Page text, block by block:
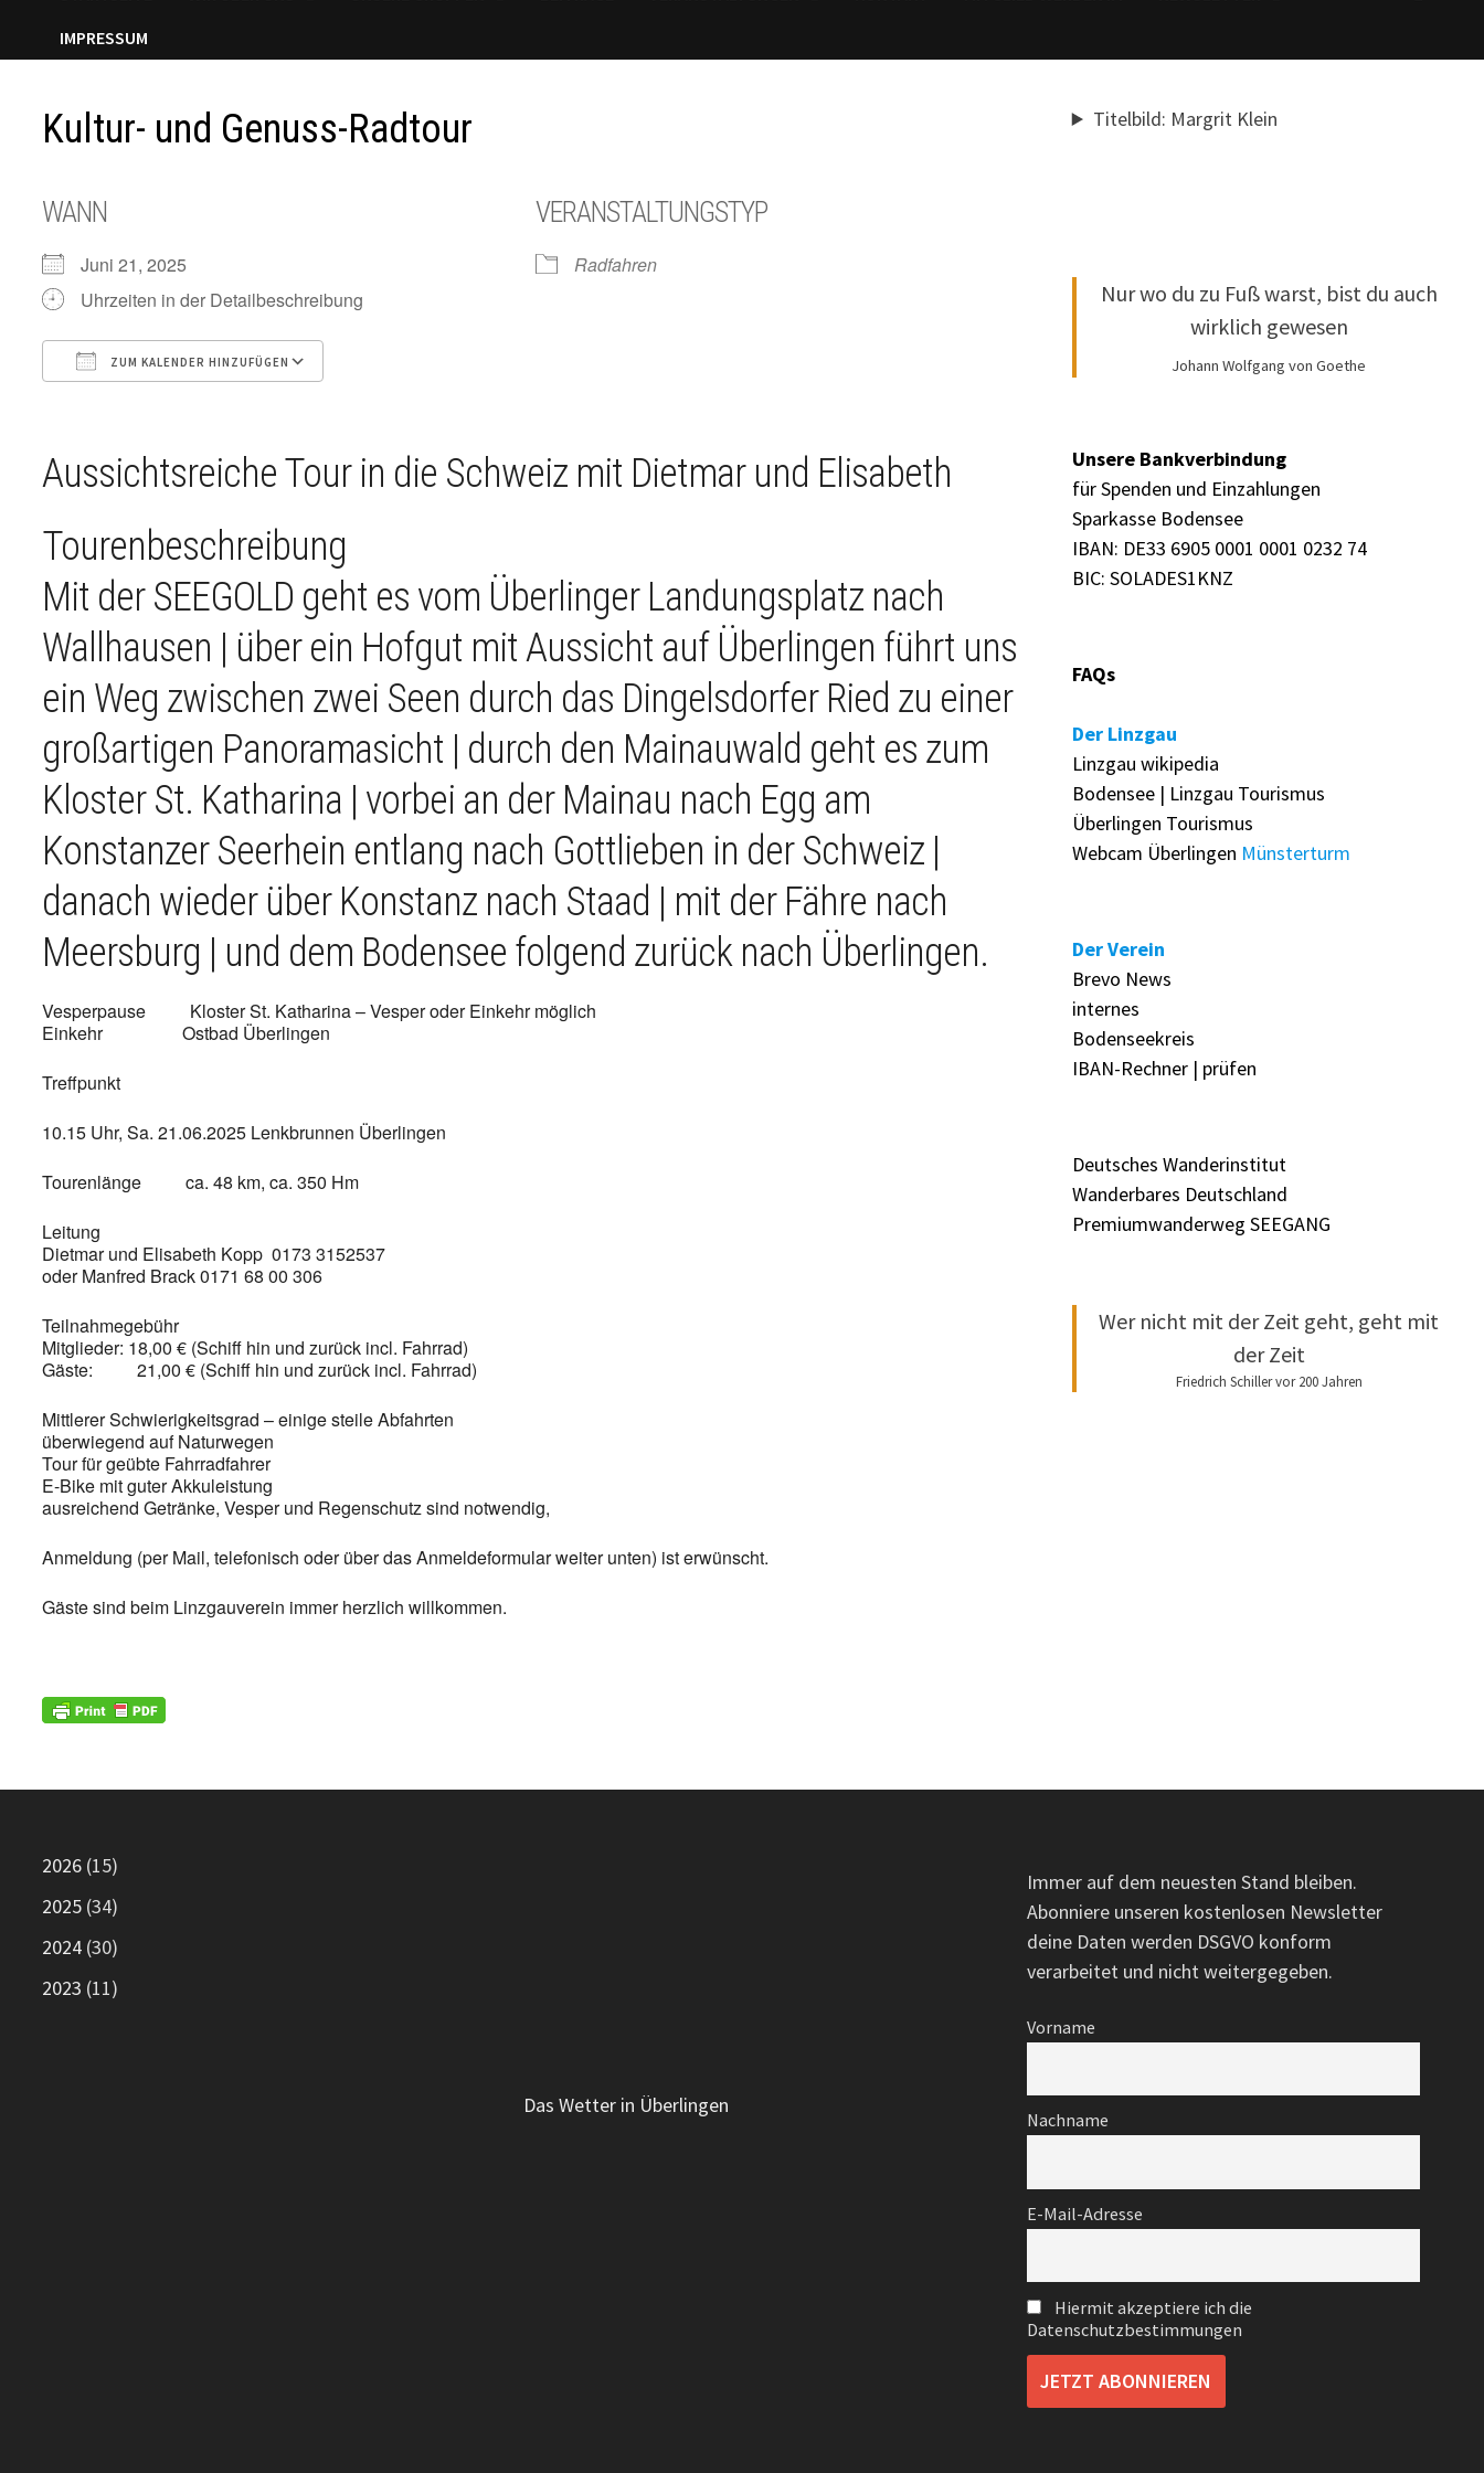
IMPRESSUM
Kultur- und Genuss-Radtour
WANN
Juni 21, 2025
Uhrzeiten in der Detailbeschreibung
ZUM KALENDER HINZUFÜGEN
VERANSTALTUNGSTYP
Radfahren
Aussichtsreiche Tour in die Schweiz mit Dietmar und Elisabeth
Tourenbeschreibung
Mit der SEEGOLD geht es vom Überlinger Landungsplatz nach
Wallhausen | über ein Hofgut mit Aussicht auf Überlingen führt uns
ein Weg zwischen zwei Seen durch das Dingelsdorfer Ried zu einer
großartigen Panoramasicht | durch den Mainauwald geht es zum
Kloster St. Katharina | vorbei an der Mainau nach Egg am
Konstanzer Seerhein entlang nach Gottlieben in der Schweiz |
danach wieder über Konstanz nach Staad | mit der Fähre nach
Meersburg | und dem Bodensee folgend zurück nach Überlingen.
Vesperpause Kloster St. Katharina – Vesper oder Einkehr möglich
Einkehr Ostbad Überlingen
Treffpunkt
10.15 Uhr, Sa. 21.06.2025 Lenkbrunnen Überlingen
Tourenlänge ca. 48 km, ca. 350 Hm
Leitung
Dietmar und Elisabeth Kopp 0173 3152537
oder Manfred Brack 0171 68 00 306
Teilnahmegebühr
Mitglieder: 18,00 € (Schiff hin und zurück incl. Fahrrad)
Gäste: 21,00 € (Schiff hin und zurück incl. Fahrrad)
Mittlerer Schwierigkeitsgrad – einige steile Abfahrten
überwiegend auf Naturwegen
Tour für geübte Fahrradfahrer
E-Bike mit guter Akkuleistung
ausreichend Getränke, Vesper und Regenschutz sind notwendig,
Anmeldung (per Mail, telefonisch oder über das Anmeldeformular weiter unten) ist erwünscht.
Gäste sind beim Linzgauverein immer herzlich willkommen.
Titelbild: Margrit Klein
Nur wo du zu Fuß warst, bist du auch
wirklich gewesen
Johann Wolfgang von Goethe
Unsere Bankverbindung
für Spenden und Einzahlungen
Sparkasse Bodensee
IBAN: DE33 6905 0001 0001 0232 74
BIC: SOLADES1KNZ
FAQs
Der Linzgau
Linzgau wikipedia
Bodensee | Linzgau Tourismus
Überlingen Tourismus
Webcam Überlingen Münsterturm
Der Verein
Brevo News
internes
Bodenseekreis
IBAN-Rechner | prüfen
Deutsches Wanderinstitut
Wanderbares Deutschland
Premiumwanderweg SEEGANG
Wer nicht mit der Zeit geht, geht mit
der Zeit
Friedrich Schiller vor 200 Jahren
2026 (15)
2025 (34)
2024 (30)
2023 (11)
Das Wetter in Überlingen
Immer auf dem neuesten Stand bleiben.
Abonniere unseren kostenlosen Newsletter
deine Daten werden DSGVO konform
verarbeitet und nicht weitergegeben.
Vorname
Nachname
E-Mail-Adresse
Hiermit akzeptiere ich die
Datenschutzbestimmungen